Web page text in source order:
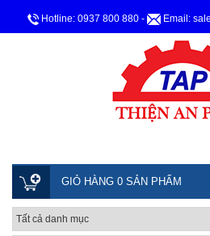
Hotline: 0937 800 880 - Email:
GIỎ HÀNG 0 SẢN PHẨM